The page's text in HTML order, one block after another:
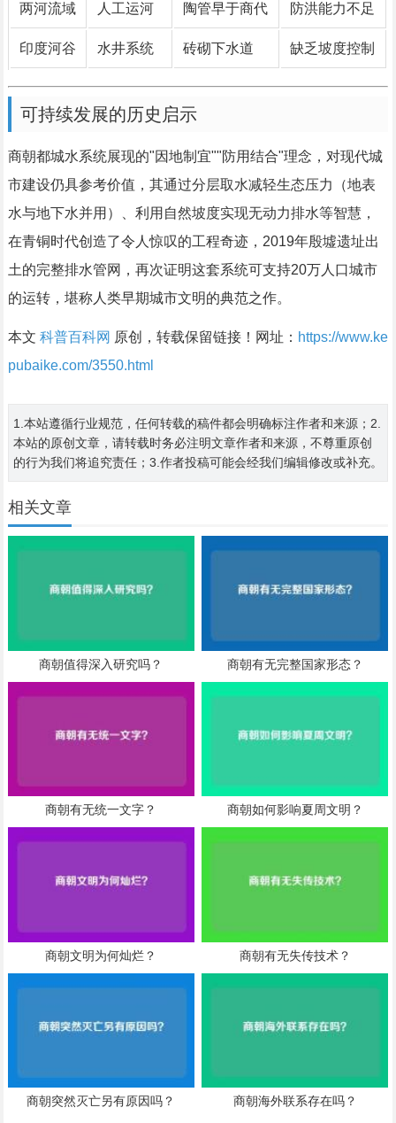
两河流域 人工运河 陶管早于商代 防洪能力不足
印度河谷 水井系统 砖砌下水道 缺乏坡度控制
可持续发展的历史启示
商朝都城水系统展现的"因地制宜""防用结合"理念，对现代城
市建设仍具参考价值，其通过分层取水减轻生态压力（地表
水与地下水并用）、利用自然坡度实现无动力排水等智慧，
在青铜时代创造了令人惊叹的工程奇迹，2019年殷墟遗址出
土的完整排水管网，再次证明这套系统可支持20万人口城市
的运转，堪称人类早期城市文明的典范之作。
本文 科普百科网 原创，转载保留链接！网址： https://www.ke
pubaike.com/3550.html
1.本站遵循行业规范，任何转载的稿件都会明确标注作者和来源；2.
本站的原创文章，请转载时务必注明文章作者和来源，不尊重原创
的行为我们将追究责任；3.作者投稿可能会经我们编辑修改或补充。
相关文章
商朝值得深入研究吗？ 商朝有无完整国家形态？
商朝有无统一文字？ 商朝如何影响夏周文明？
商朝文明为何灿烂？ 商朝有无失传技术？
商朝突然灭亡另有原因吗？ 商朝海外联系存在吗？